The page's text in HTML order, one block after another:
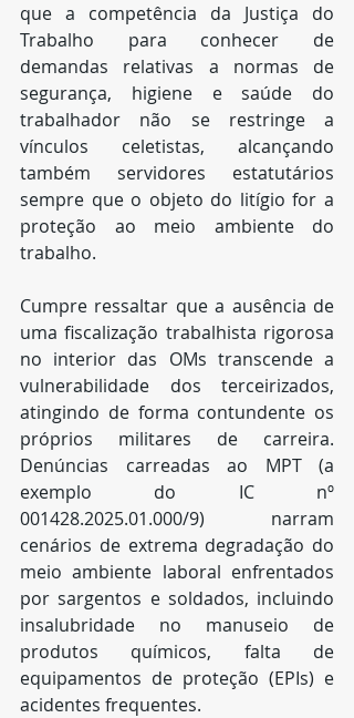
que a competência da Justiça do
Trabalho para conhecer de
demandas relativas a normas de
segurança, higiene e saúde do
trabalhador não se restringe a
vínculos celetistas, alcançando
também servidores estatutários
sempre que o objeto do litígio for a
proteção ao meio ambiente do
trabalho.
Cumpre ressaltar que a ausência de
uma fiscalização trabalhista rigorosa
no interior das OMs transcende a
vulnerabilidade dos terceirizados,
atingindo de forma contundente os
próprios militares de carreira.
Denúncias carreadas ao MPT (a
exemplo do IC nº
001428.2025.01.000/9) narram
cenários de extrema degradação do
meio ambiente laboral enfrentados
por sargentos e soldados, incluindo
insalubridade no manuseio de
produtos químicos, falta de
equipamentos de proteção (EPIs) e
acidentes frequentes.